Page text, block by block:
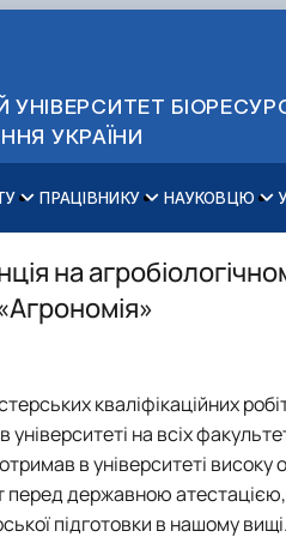
УКРАЇНИ
2026
територій
ПРАЦІВНИКУ НАУКОВЦЮ
забезпечення
період 2026-2030рр.
на
кваліфікаційних
на всіх
в університеті високу
перед державною атестацією,
підготовки в нашому вищі.